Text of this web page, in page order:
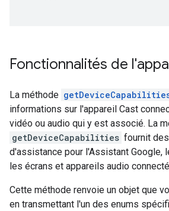
Fonctionnalités de
La méthode
informations sur l'appareil Cast
vidéo ou audio qui y est associé. La
getDeviceCapabilities fournit
d'assistance pour l'Assistant Google,
les écrans et appareils audio
Cette méthode renvoie un objet que
en transmettant l'un des enums